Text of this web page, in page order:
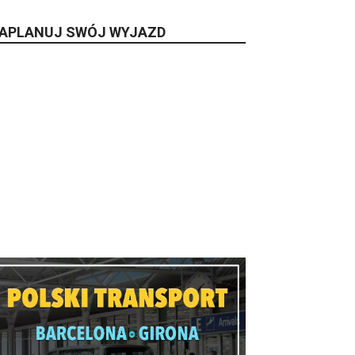
SWÓJ WYJAZD